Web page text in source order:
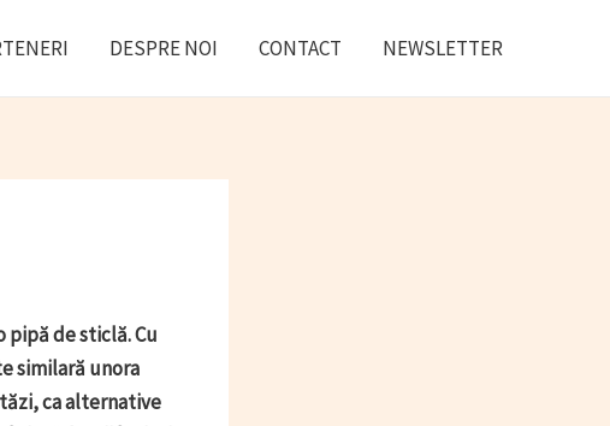
DESPRE NOI CONTACT NEWSLETTER
de sticlă. Cu
similară unora
ca alternative